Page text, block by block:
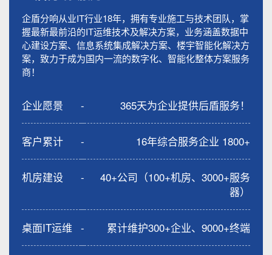
企盾分响从业IT行业18年，拥有专业施工与技术团队，掌
握最新最前沿的IT运维技术及解决方案，业务涵盖数据中
心建设方案、信息系统集成解决方案、楼宇智能化解决方
案，致力于成为国内一流的数字化、智能化整体方案服务
商！
企业愿景 - 365天为企业提供后盾服务！
客户累计 - 16年综合服务企业 1800+
机房建设 -
40+公司（100+机房、3000+服务
器）
桌面IT运维 - 累计维护300+企业、9000+终端